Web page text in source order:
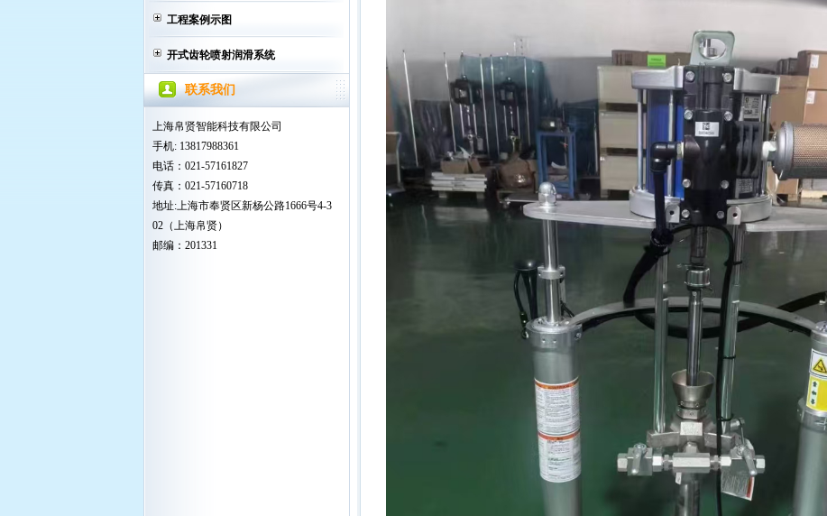
工程案例示图
开式齿轮喷射润滑系统
联系我们
上海帛贤智能科技有限公司
手机: 13817988361
电话：021-57161827
传真：021-57160718
地址:上海市奉贤区新杨公路1666号4-3
02（上海帛贤）
邮编：201331